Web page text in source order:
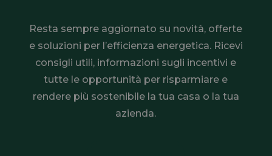
Resta sempre aggiornato su novità, offerte
e soluzioni per l’efficienza energetica. Ricevi
consigli utili, informazioni sugli incentivi e
tutte le opportunità per risparmiare e
rendere più sostenibile la tua casa o la tua
azienda.